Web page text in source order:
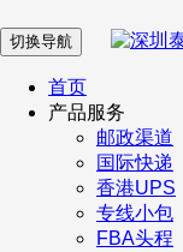
在 线 客 服
企业微信
切换导航
首页
产品服务
邮政渠道
国际快递
香港UPS
专线小包
FBA头程